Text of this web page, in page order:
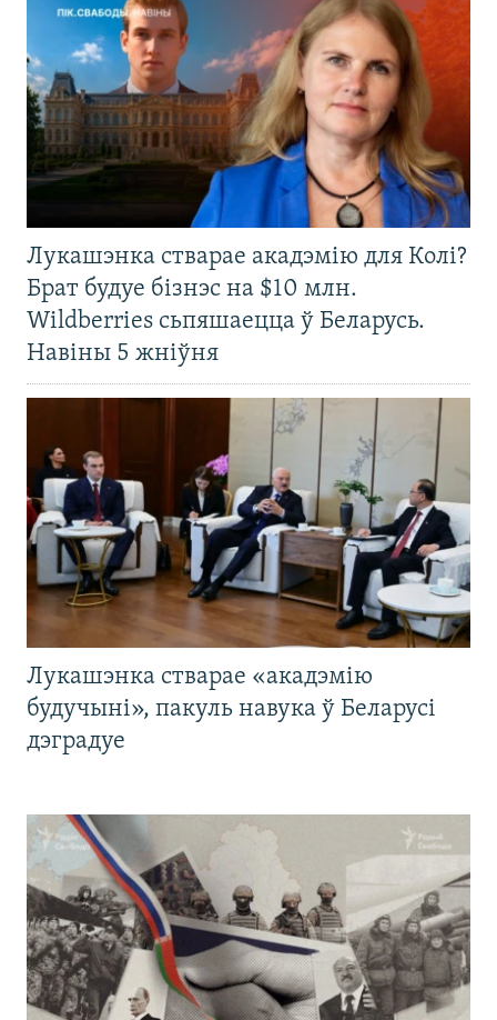
Лукашэнка стварае акадэмію для Колі?
Брат будуе бізнэс на $10 млн.
Wildberries сьпяшаецца ў Беларусь.
Навіны 5 жніўня
Лукашэнка стварае «акадэмію
будучыні», пакуль навука ў Беларусі
дэградуе